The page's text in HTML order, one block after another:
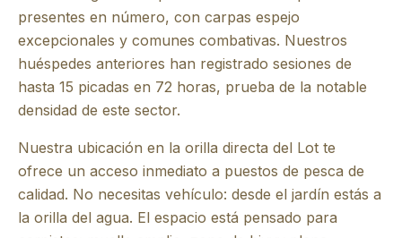
presentes en número, con carpas espejo
excepcionales y comunes combativas. Nuestros
huéspedes anteriores han registrado sesiones de
hasta 15 picadas en 72 horas, prueba de la notable
densidad de este sector.
Nuestra ubicación en la orilla directa del Lot te
ofrece un acceso inmediato a puestos de pesca de
calidad. No necesitas vehículo: desde el jardín estás a
la orilla del agua. El espacio está pensado para